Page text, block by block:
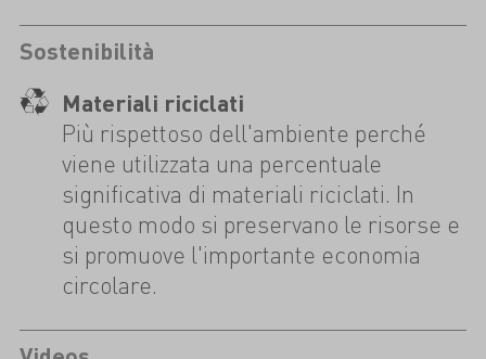
Sostenibilità
Materiali riciclati
Più rispettoso dell'ambiente perché
viene utilizzata una percentuale
significativa di materiali riciclati. In
questo modo si preservano le risorse e
si promuove l'importante economia
circolare.